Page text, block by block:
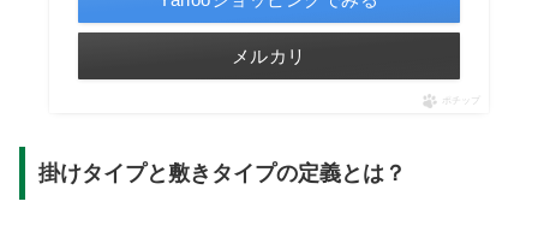
メルカリ
ポチップ
掛けタイプと敷きタイプの定義とは？